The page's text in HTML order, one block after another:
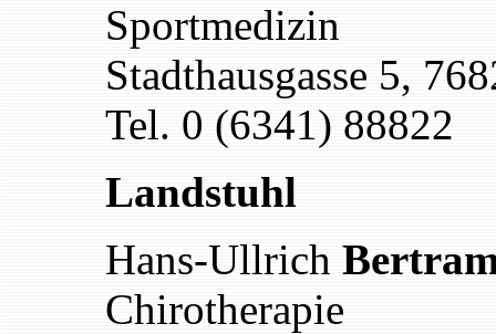
Sportmedizin
Stadthausgasse 5,
Tel. 0 (6341) 88822
Landstuhl
Hans-Ullrich
Chirotherapie